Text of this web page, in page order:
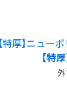
【特